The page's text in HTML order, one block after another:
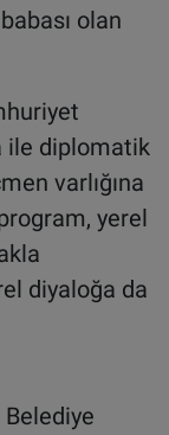
olan
ile diplomatik
varlığına
yerel
diyaloğa da